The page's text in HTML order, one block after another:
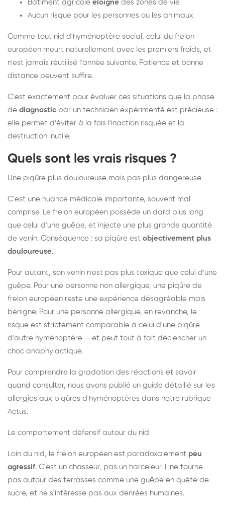
Bâtiment agricole éloigné des zones de vie
Aucun risque pour les personnes ou les animaux
Comme tout nid d'hyménoptère social, celui du frelon
européen meurt naturellement avec les premiers froids, et
n'est jamais réutilisé l'année suivante. Patience et bonne
distance peuvent suffire.
C'est exactement pour évaluer ces situations que la phase
de diagnostic par un technicien expérimenté est précieuse :
elle permet d'éviter à la fois l'inaction risquée et la
destruction inutile.
Quels sont les vrais risques ?
Une piqûre plus douloureuse mais pas plus dangereuse
C'est une nuance médicale importante, souvent mal
comprise. Le frelon européen possède un dard plus long
que celui d'une guêpe, et injecte une plus grande quantité
de venin. Conséquence : sa piqûre est objectivement plus
douloureuse.
Pour autant, son venin n'est pas plus toxique que celui d'une
guêpe. Pour une personne non allergique, une piqûre de
frelon européen reste une expérience désagréable mais
bénigne. Pour une personne allergique, en revanche, le
risque est strictement comparable à celui d'une piqûre
d'autre hyménoptère — et peut tout à fait déclencher un
choc anaphylactique.
Pour comprendre la gradation des réactions et savoir
quand consulter, nous avons publié un guide détaillé sur les
allergies aux piqûres d'hyménoptères dans notre rubrique
Actus.
Le comportement défensif autour du nid
Loin du nid, le frelon européen est paradoxalement peu
agressif. C'est un chasseur, pas un harceleur. Il ne tourne
pas autour des terrasses comme une guêpe en quête de
sucre, et ne s'intéresse pas aux denrées humaines.